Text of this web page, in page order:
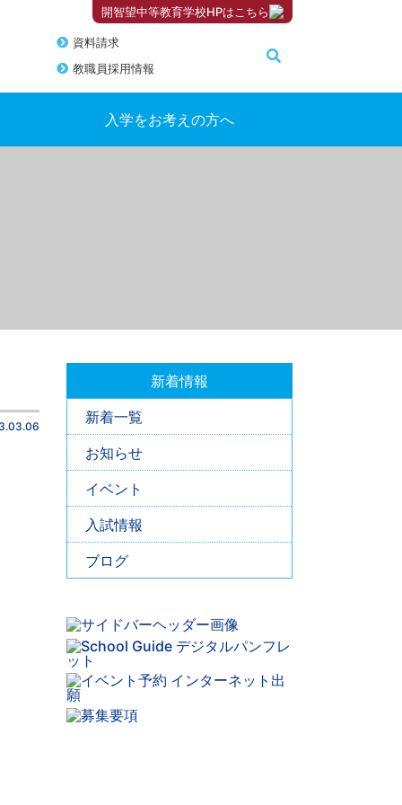
開智望中等教育学校HPはこちら
資料請求
教職員採用情報
入学をお考えの方へ
新着情報
新着一覧
お知らせ
イベント
入試情報
ブログ